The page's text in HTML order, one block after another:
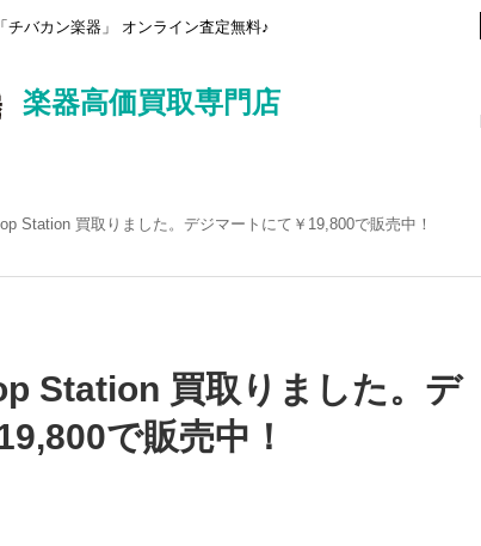
バカン楽器」 オンライン査定無料♪
楽器高価買取専門店
Station 買取りました。デジマートにて￥19,800で販売中！
Station 買取りました。デ
で販売中！